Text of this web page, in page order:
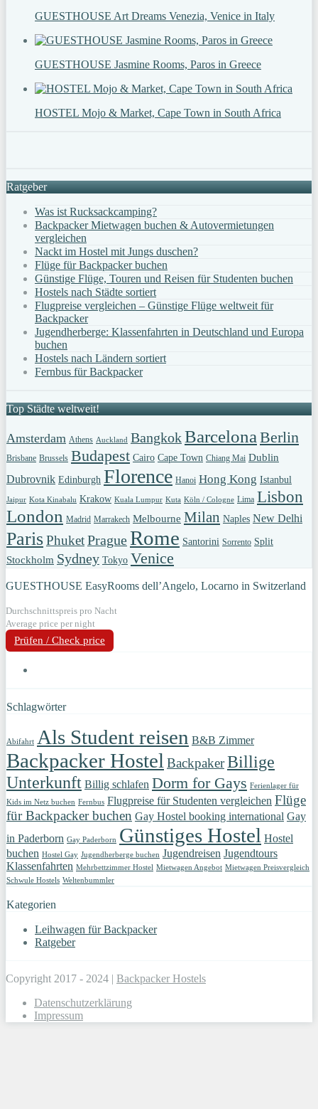
GUESTHOUSE Art Dreams Venezia, Venice in Italy
GUESTHOUSE Jasmine Rooms, Paros in Greece
HOSTEL Mojo & Market, Cape Town in South Africa
Ratgeber
Was ist Rucksackcamping?
Backpacker Mietwagen buchen & Autovermietungen
vergleichen
Nackt im Hostel mit Jungs duschen?
Flüge für Backpacker buchen
Günstige Flüge, Touren und Reisen für Studenten buchen
Hostels nach Städte sortiert
Flugpreise vergleichen – Günstige Flüge weltweit für
Backpacker
Jugendherberge: Klassenfahrten in Deutschland und Europa
buchen
Hostels nach Ländern sortiert
Fernbus für Backpacker
Top Städte weltweit!
Amsterdam Athens Auckland BangkokBarcelonaBerlin
Brisbane Brussels Budapest Cairo Cape Town Chiang Mai Dublin
Dubrovnik Edinburgh Florence Hanoi Hong Kong Istanbul
Jaipur Kota Kinabalu Krakow Kuala Lumpur Kuta Köln / Cologne Lima Lisbon
London Madrid Marrakech Melbourne Milan Naples New Delhi
ParisPhuketPragueRome Santorini Sorrento Split
Stockholm Sydney Tokyo Venice
GUESTHOUSE EasyRooms dell’Angelo, Locarno in Switzerland
Durchschnittspreis pro Nacht
Average price per night
Prüfen / Check price
Schlagwörter
Abifahrt Als Student reisen B&B Zimmer
Backpacker HostelBackpakerBillige
Unterkunft Billig schlafen Dorm for Gays Ferienlager für
Kids im Netz buchen Fernbus Flugpreise für Studenten vergleichen Flüge
für Backpacker buchen Gay Hostel booking international Gay
in Paderborn Gay Paderborn Günstiges Hostel Hostel
buchen Hostel Gay Jugendherberge buchen Jugendreisen Jugendtours
Klassenfahrten Mehrbettzimmer Hostel Mietwagen Angebot Mietwagen Preisvergleich
Schwule Hostels Weltenbummler
Kategorien
Leihwagen für Backpacker
Ratgeber
Copyright 2017 - 2024 | Backpacker Hostels
Datenschutzerklärung
Impressum